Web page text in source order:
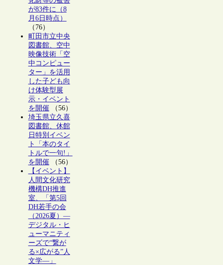
が83件に（8
月6日時点）
（76）
町田市立中央
図書館、空中
映像技術「空
中コンピュー
ター」を活用
した子ども向
け体験型展
示・イベント
を開催（56）
埼玉県立久喜
図書館、休館
日特別イベン
ト「本のタイ
トルで一句!」
を開催（56）
【イベント】
人間文化研究
機構DH推進
室、「第5回
DH若手の会
（2026夏）―
デジタル・ヒ
ューマニティ
ーズで“繋が
る×広がる”人
文学―」